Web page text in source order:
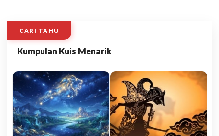
CARI TAHU
Kumpulan Kuis Menarik